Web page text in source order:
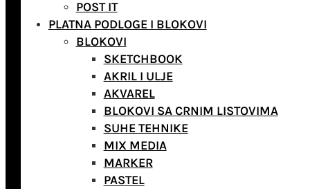
POST IT
PLATNA PODLOGE I BLOKOVI
BLOKOVI
SKETCHBOOK
AKRIL I ULJE
AKVAREL
BLOKOVI SA CRNIM LISTOVIMA
SUHE TEHNIKE
MIX MEDIA
MARKER
PASTEL